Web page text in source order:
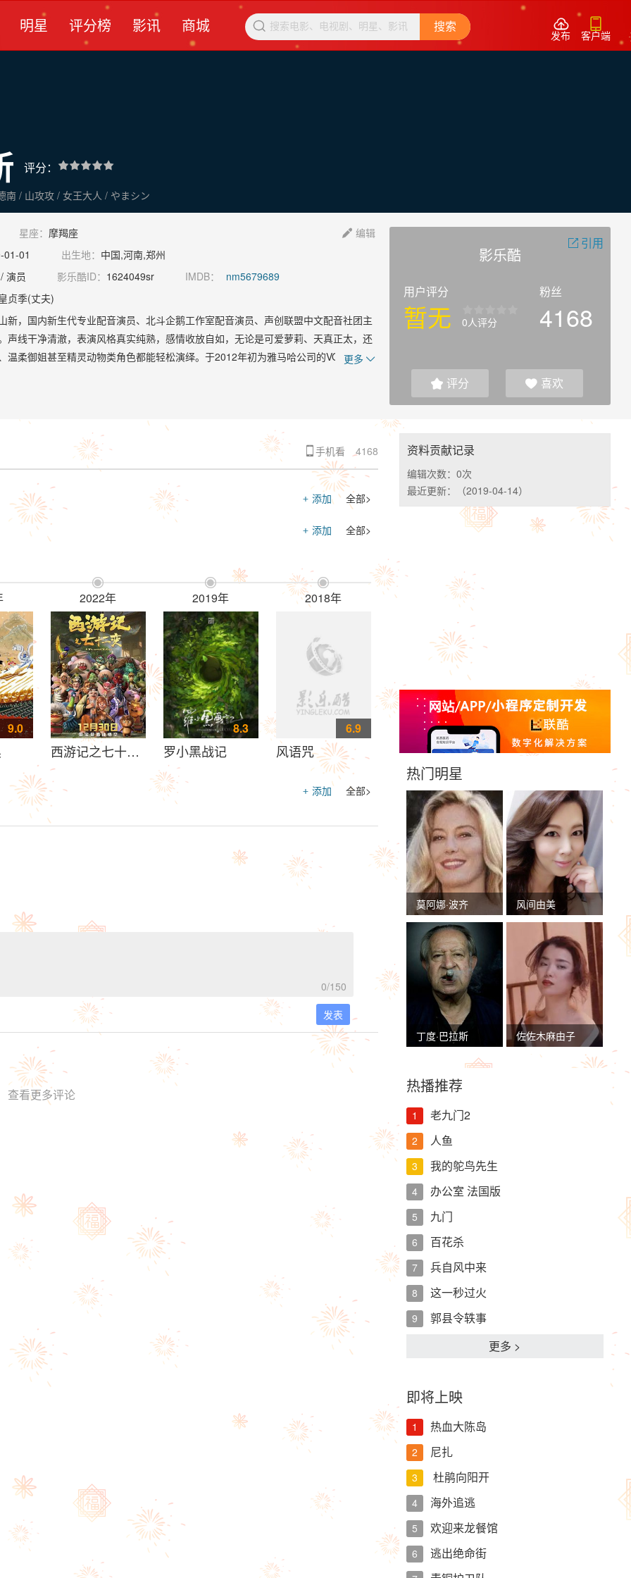
明星 评分榜 影讯 商城  搜索 
发布

客户端
评分：
王爽 / 山新德南 / 山攻攻 / 女王大人 / やまシン
星座： 摩羯座  编辑
01-01
出生地： 中国,河南,郑州
演员
影乐酷ID： 1624049sr IMDB：
nm5679689
贞季(丈夫)
国内新生代专业配音演员、北斗企鹅工作室配音演员、声创联盟中文配音社团主
声线干净清澈，表演风格真实纯熟，感情收放自如，无论是可爱萝莉、天真正太，还
温柔御姐甚至精灵动物类角色都能轻松演绎。于2012年初为雅马哈公司的VOCALOID
更多 
影乐酷
 引用
用户评分
暂无 0人评分
粉丝
4168
 评分  喜欢
4168
手机看
全部>
+ 添加
全部>
+ 添加
9.0

2022年
西游记之七十二变

2019年
8.3
罗小黑战记

2018年
6.9
风语咒
全部>
+ 添加
0/150
发表
查看更多评论
资料贡献记录
编辑次数： 0次
最近更新：
（2019-04-14）
热门明星
莫阿娜·波齐 风间由美
丁度·巴拉斯 佐佐木麻由子
热播推荐
1 老九门2
2 人鱼
3 我的鸵鸟先生
4 办公室 法国版
5 九门
6 百花杀
7 兵自风中来
8 这一秒过火
9
郭县令轶事
更多 >
即将上映
1 热血大陈岛
2 尼扎
3 杜鹃向阳开
4 海外追逃
5 欢迎来龙餐馆
6 逃出绝命街